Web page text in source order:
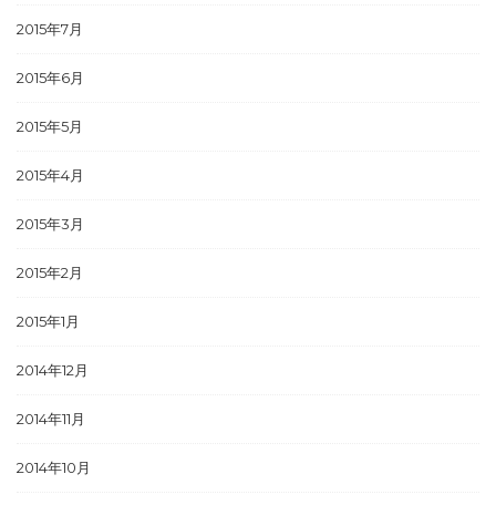
2015年7月
2015年6月
2015年5月
2015年4月
2015年3月
2015年2月
2015年1月
2014年12月
2014年11月
2014年10月